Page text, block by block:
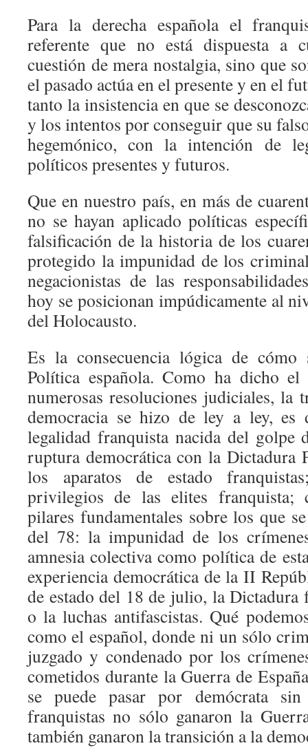
Para la derecha española el
referente que no está dispuesta a
cuestión de mera nostalgia, sino que
el pasado actúa en el presente y en el
tanto la insistencia en que se
y los intentos por conseguir que su
hegemónico, con la intención de
políticos presentes y futuros.
Que en nuestro país, en más de
no se hayan aplicado políticas
falsificación de la historia de los
protegido la impunidad de los
negacionistas de las
hoy se posicionan impúdicamente al
del Holocausto.
Es la consecuencia lógica de
Política española. Como ha dicho
numerosas resoluciones judiciales, la
democracia se hizo de ley a ley, es
legalidad franquista nacida del golpe
ruptura democrática con la Dictadura
los aparatos de estado
privilegios de las elites franquista;
pilares fundamentales sobre los que
del 78: la impunidad de los
amnesia colectiva como política de
experiencia democrática de la II
de estado del 18 de julio, la Dictadura
o la luchas antifascistas. Qué
como el español, donde ni un sólo
juzgado y condenado por los
cometidos durante la Guerra de
se puede pasar por demócrata
franquistas no sólo ganaron la
también ganaron la transición a la